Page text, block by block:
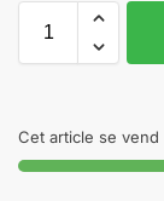
Cet article se vend